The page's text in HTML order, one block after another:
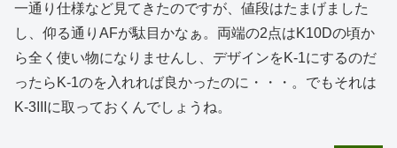
一通り仕様など見てきたのですが、値段はたまげました
し、仰る通りAFが駄目かなぁ。両端の2点はK10Dの頃か
ら全く使い物になりませんし、デザインをK-1にするのだ
ったらK-1のを入れれば良かったのに・・・。でもそれは
K-3IIIに取っておくんでしょうね。